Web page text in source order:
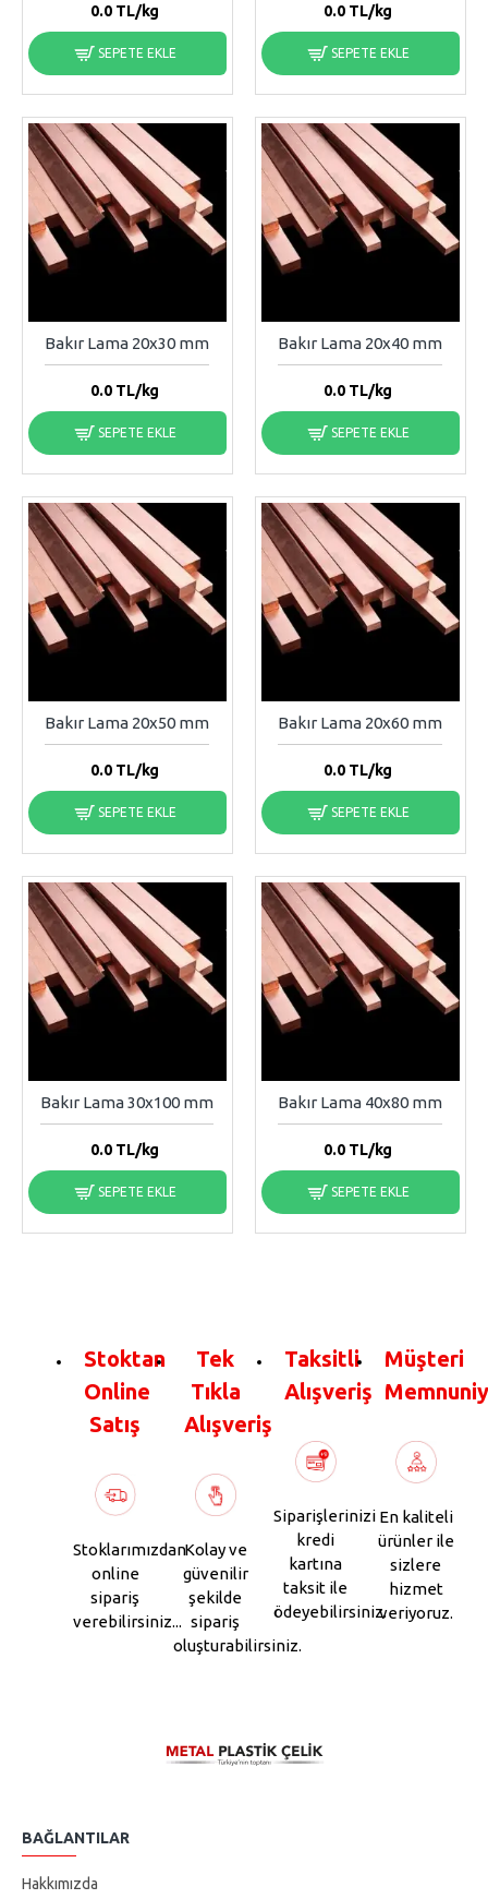
0.0TL/kg
SEPETE EKLE
0.0TL/kg
SEPETE EKLE
Bakır Lama 20x30 mm
0.0TL/kg
SEPETE EKLE
Bakır Lama 20x40 mm
0.0TL/kg
SEPETE EKLE
Bakır Lama 20x50 mm
0.0TL/kg
SEPETE EKLE
Bakır Lama 20x60 mm
0.0TL/kg
SEPETE EKLE
Bakır Lama 30x100 mm
0.0TL/kg
SEPETE EKLE
Bakır Lama 40x80 mm
0.0TL/kg
SEPETE EKLE
Stoktan
Online
Satış
Stoklarımızdan
online
sipariş
verebilirsiniz...
Tek
Tıkla
Alışveriş
Kolay ve
güvenilir
şekilde
sipariş
oluşturabilirsiniz.
Taksitli
Alışveriş
Siparişlerinizi
kredi
kartına
taksit ile
ödeyebilirsiniz.
Müşteri
En kaliteli
ürünler ile
sizlere
hizmet
veriyoruz.
BAĞLANTILAR
Hakkımızda